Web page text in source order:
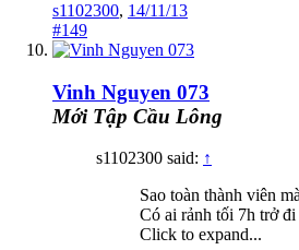
s1102300, 14/11/13
#149
Vinh Nguyen 073
Mới Tập Cầu Lông
s1102300 said: ↑
Sao toàn thành viên
Có ai rảnh tối 7h trở
Click to expand...